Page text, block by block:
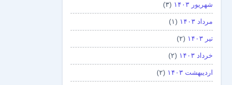
شهریور ۱۴۰۳ (۳)
مرداد ۱۴۰۳ (۱)
تیر ۱۴۰۳ (۲)
خرداد ۱۴۰۳ (۲)
اردیبهشت ۱۴۰۳ (۲)